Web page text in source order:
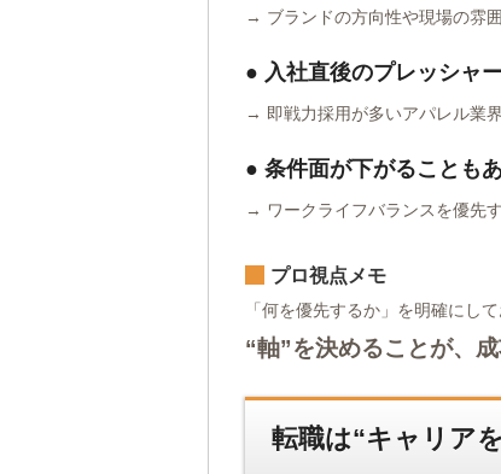
→ ブランドの方向性や現場の雰
● 入社直後のプレッシャ
→ 即戦力採用が多いアパレル業
● 条件面が下がることも
→ ワークライフバランスを優先
プロ視点メモ
「何を優先するか」を明確にし
“軸”を決めることが、成
転職は“キャリア